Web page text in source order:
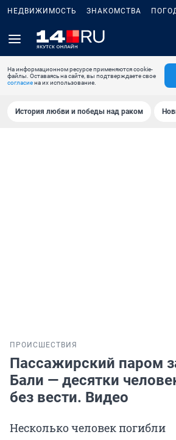
НЕДВИЖИМОСТЬ ЗНАКОМСТВА
На информационном ресурсе применяются cookie-
файлы. Оставаясь на сайте, вы подтверждаете свое
согласиена их использование.
История любви и победы над раком
ПРОИСШЕСТВИЯ
Пассажирский паром
Бали — десятки
без вести. Видео
Несколько человек погибли